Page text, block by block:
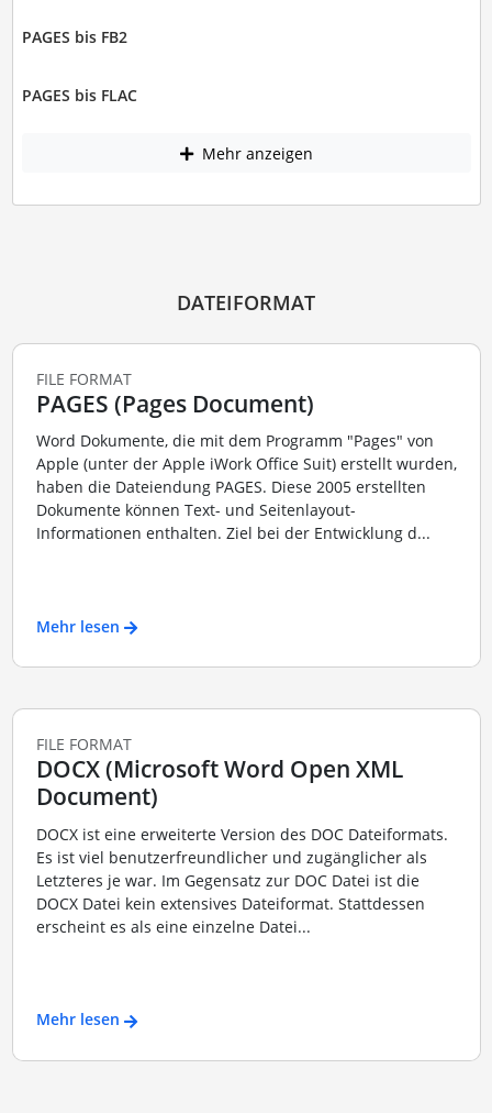
PAGES bis FB2
PAGES bis FLAC
Mehr anzeigen
DATEIFORMAT
FILE FORMAT
PAGES (Pages Document)
Word Dokumente, die mit dem Programm "Pages" von
Apple (unter der Apple iWork Office Suit) erstellt wurden,
haben die Dateiendung PAGES. Diese 2005 erstellten
Dokumente können Text- und Seitenlayout-
Informationen enthalten. Ziel bei der Entwicklung d...
Mehr lesen
FILE FORMAT
DOCX (Microsoft Word Open XML
Document)
DOCX ist eine erweiterte Version des DOC Dateiformats.
Es ist viel benutzerfreundlicher und zugänglicher als
Letzteres je war. Im Gegensatz zur DOC Datei ist die
DOCX Datei kein extensives Dateiformat. Stattdessen
erscheint es als eine einzelne Datei...
Mehr lesen